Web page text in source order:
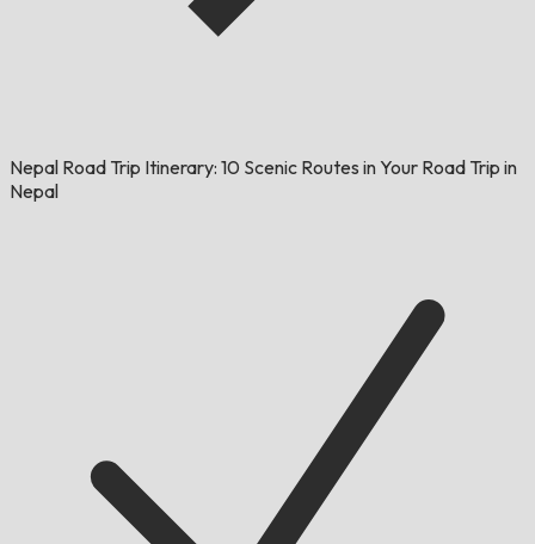
Nepal Road Trip Itinerary: 10 Scenic Routes in Your Road Trip in
Nepal